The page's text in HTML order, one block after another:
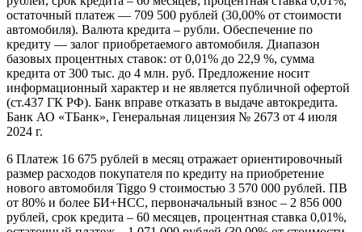
остаточный платеж — 709 500 рублей (30,00% от стоимости
автомобиля). Валюта кредита – рубли. Обеспечение по
кредиту — залог приобретаемого автомобиля. Диапазон
базовых процентных ставок: от 0,01% до 22,9 %, сумма
кредита от 300 тыс. до 4 млн. руб. Предложение носит
информационный характер и не является публичной офертой
(ст.437 ГК РФ). Банк вправе отказать в выдаче автокредита.
Банк АО «ТБанк», Генеральная лицензия № 2673 от 4 июля
2024 г.
6 Платеж 16 675 рублей в месяц отражает ориентировочный
размер расходов покупателя по кредиту на приобретение
нового автомобиля Tiggo 9 стоимостью 3 570 000 рублей. ПВ
от 80% и более БИ+НСС, первоначальный взнос – 2 856 000
рублей, срок кредита – 60 месяцев, процентная ставка 0,01%,